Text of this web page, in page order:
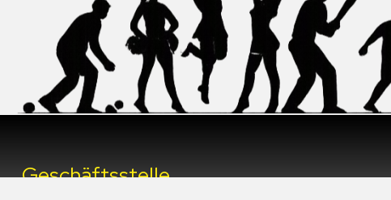
Geschäftsstelle